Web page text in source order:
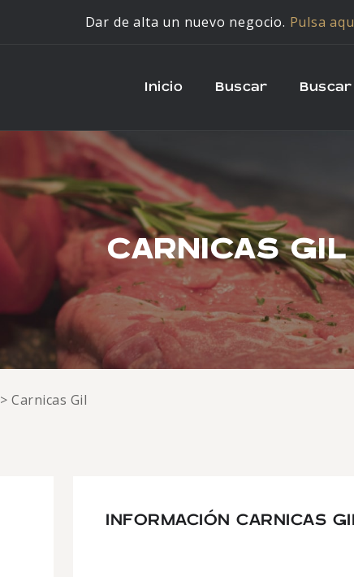
Dar de alta un nuevo negocio. Pulsa
Inicio Buscar
CARNICAS GIL
>Carnicas Gil
INFORMACIÓN CARNICAS